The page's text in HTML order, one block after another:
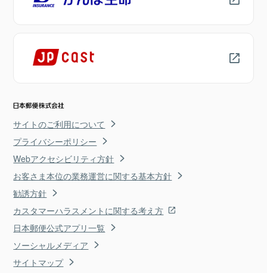
サイトのご利用について
プライバシーポリシー
Webアクセシビリティ方針
お客さま本位の業務運営に関する基本方針
勧誘方針
カスタマーハラスメントに関する考え方
日本郵便公式アプリ一覧
ソーシャルメディア
サイトマップ